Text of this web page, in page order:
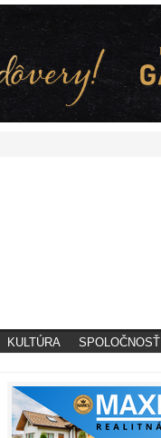
KULTÚRA SPOLOČNOSŤ